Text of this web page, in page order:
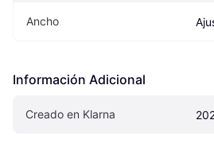
Ancho
Información Adicional
Creado en Klarna